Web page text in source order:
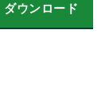
ダウンロード